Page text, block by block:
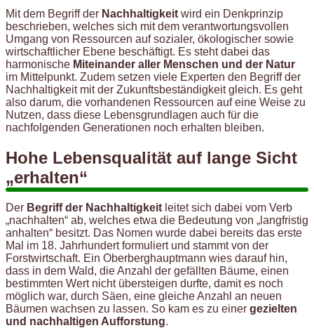
Mit dem Begriff der Nachhaltigkeit wird ein Denkprinzip
beschrieben, welches sich mit dem verantwortungsvollen
Umgang von Ressourcen auf sozialer, ökologischer sowie
wirtschaftlicher Ebene beschäftigt. Es steht dabei das
harmonische Miteinander aller Menschen und der Natur
im Mittelpunkt. Zudem setzen viele Experten den Begriff der
Nachhaltigkeit mit der Zukunftsbeständigkeit gleich. Es geht
also darum, die vorhandenen Ressourcen auf eine Weise zu
Nutzen, dass diese Lebensgrundlagen auch für die
nachfolgenden Generationen noch erhalten bleiben.
Hohe Lebensqualität auf lange Sicht
„erhalten“
Der Begriff der Nachhaltigkeit leitet sich dabei vom Verb
„nachhalten“ ab, welches etwa die Bedeutung von „langfristig
anhalten“ besitzt. Das Nomen wurde dabei bereits das erste
Mal im 18. Jahrhundert formuliert und stammt von der
Forstwirtschaft. Ein Oberberghauptmann wies darauf hin,
dass in dem Wald, die Anzahl der gefällten Bäume, einen
bestimmten Wert nicht übersteigen durfte, damit es noch
möglich war, durch Säen, eine gleiche Anzahl an neuen
Bäumen wachsen zu lassen. So kam es zu einer gezielten
und nachhaltigen Aufforstung.